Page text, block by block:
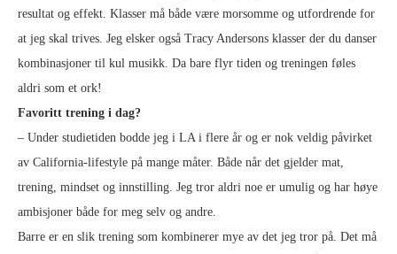
resultat og effekt. Klasser må både være morsomme og utfordrende for
at jeg skal trives. Jeg elsker også Tracy Andersons klasser der du danser
kombinasjoner til kul musikk. Da bare flyr tiden og treningen føles
aldri som et ork!
Favoritt trening i dag?
– Under studietiden bodde jeg i LA i flere år og er nok veldig påvirket
av California-lifestyle på mange måter. Både når det gjelder mat,
trening, mindset og innstilling. Jeg tror aldri noe er umulig og har høye
ambisjoner både for meg selv og andre.
Barre er en slik trening som kombinerer mye av det jeg tror på. Det må